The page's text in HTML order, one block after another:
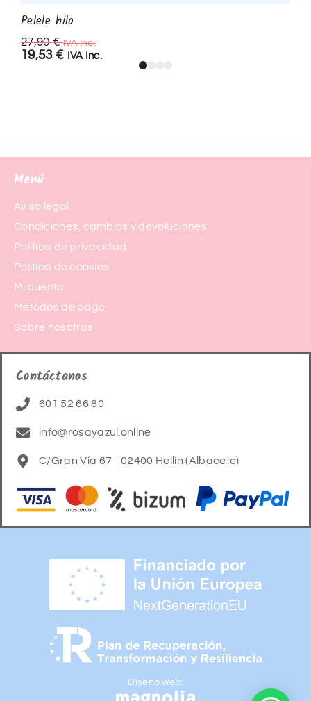
Pelele hilo
27,90€ IVA Inc.
19,53 € IVA Inc.
Menú
Aviso legal
Condiciones, cambios y devoluciones
Política de privacidad
Política de cookies
Mi cuenta
Métodos de pago
Sobre nosotros
Contáctanos
601 52 66 80
info@rosayazul.online
C/Gran Vía 67 - 02400 Hellín (Albacete)
Diseño web: